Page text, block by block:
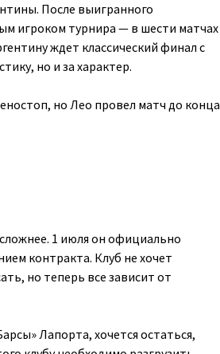
После выигранного
игроком турнира — в шести матчах
ждет классический финал с
но и за характер.
но Лео провел матч до конца
1 июля он официально
контракта. Клуб не хочет
но теперь все зависит от
Лапорта, хочется остаться,